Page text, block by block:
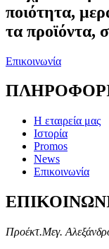
ποιότητα,
τα προϊόντα,
Επικοινωνία
Η εταιρεία μας
Ιστορία
Promos
News
Επικοινωνία
Προέκτ.Μεγ.